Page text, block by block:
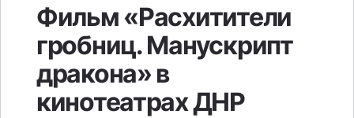
Фильм «Расхитители
гробниц. Манускрипт
дракона» в
кинотеатрах ДНР